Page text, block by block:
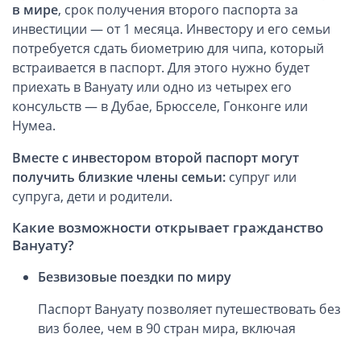
Cчёт в Турции для компании
Счёт и карта в Киргизии для физлиц
Гражданство Вануату
Гражданство Сьерра-Леоне
Европейские и резидентные компании
Английские партнерства LLP
Ирландские компании LTD
Ирландские партнерства LP
Компании в Сингапуре
Компании на Кипре
Канадские компании LTD
Компании в США (Флорида)
в мире, срок получения второго паспорта за
инвестиции — от 1 месяца. Инвестору и его семьи
потребуется сдать биометрию для чипа, который
встраивается в паспорт. Для этого нужно будет
приехать в Вануату или одно из четырех его
консульств — в Дубае, Брюсселе, Гонконге или
Нумеа.
Вместе с инвестором второй паспорт могут
получить близкие члены семьи: супруг или
супруга, дети и родители.
Какие возможности открывает гражданство
Вануату?
Безвизовые поездки по миру
Паспорт Вануату позволяет путешествовать без
виз более, чем в 90 стран мира, включая